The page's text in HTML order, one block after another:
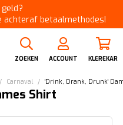
achteraf betaalmethodes!
ZOEKEN ACCOUNT KLEREKAR
/ Carnaval / 'Drink, Drank, Drunk'
Shirt